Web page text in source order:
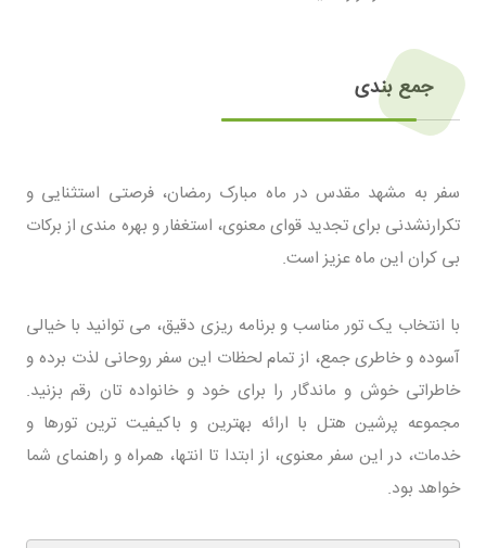
جمع بندی
سفر به مشهد مقدس در ماه مبارک رمضان، فرصتی استثنایی و
تکرارنشدنی برای تجدید قوای معنوی، استغفار و بهره مندی از برکات
بی کران این ماه عزیز است.
با انتخاب یک تور مناسب و برنامه ریزی دقیق، می توانید با خیالی
آسوده و خاطری جمع، از تمام لحظات این سفر روحانی لذت برده و
خاطراتی خوش و ماندگار را برای خود و خانواده تان رقم بزنید.
مجموعه پرشین هتل با ارائه بهترین و باکیفیت ترین تورها و
خدمات، در این سفر معنوی، از ابتدا تا انتها، همراه و راهنمای شما
خواهد بود.